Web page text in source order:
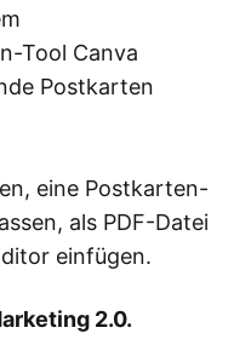
Tool Canva
Postkarten
eine Postkarten-
als PDF-Datei
einfügen.
2.0.